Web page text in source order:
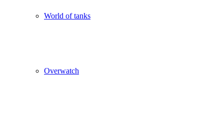
World of tanks
Overwatch